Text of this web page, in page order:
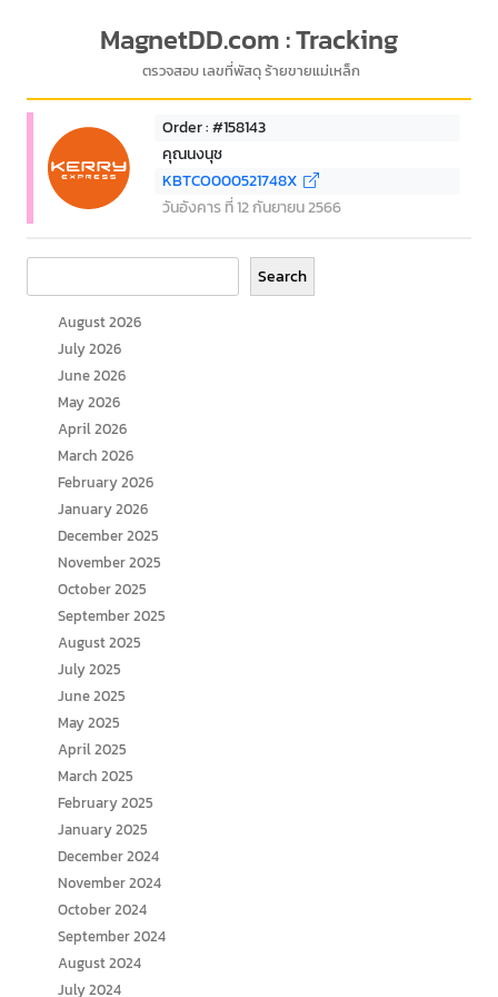
MagnetDD.com : Tracking
ตรวจสอบ เลขที่พัสดุ ร้ายขายแม่เหล็ก
Order : #158143
คุณนงนุช
KBTCO000521748X
วันอังคาร ที่ 12 กันยายน 2566
Search
August 2026
July 2026
June 2026
May 2026
April 2026
March 2026
February 2026
January 2026
December 2025
November 2025
October 2025
September 2025
August 2025
July 2025
June 2025
May 2025
April 2025
March 2025
February 2025
January 2025
December 2024
November 2024
October 2024
September 2024
August 2024
July 2024